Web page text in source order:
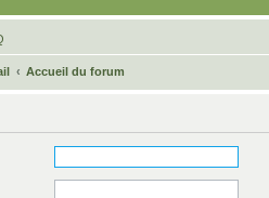
Accueil du forum